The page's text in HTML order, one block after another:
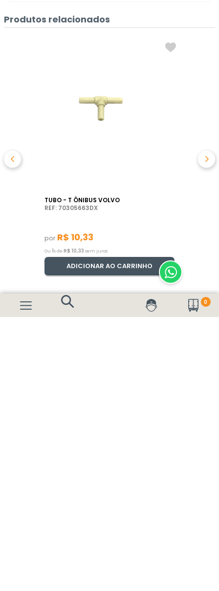
0
Produtos relacionados
TUBO - T ÔNIBUS VOLVO
REF: 70305663DX
por R$ 10,33
Ou 1x de R$ 10,33 sem juros
ADICIONAR AO CARRINHO